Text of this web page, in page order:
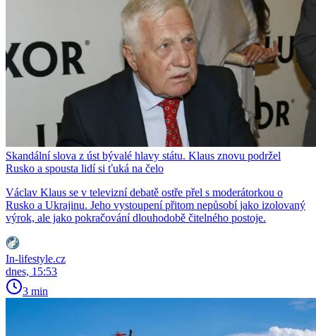
Skandální slova z úst bývalé hlavy státu. Klaus znovu podržel
Rusko a spousta lidí si ťuká na čelo
Václav Klaus se v televizní debatě ostře přel s moderátorkou o
Rusko a Ukrajinu. Jeho vystoupení přitom nepůsobí jako izolovaný
výrok, ale jako pokračování dlouhodobě čitelného postoje.
In-lifestyle.cz
dnes, 15:53
3 min